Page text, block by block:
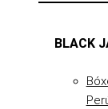
BLACK